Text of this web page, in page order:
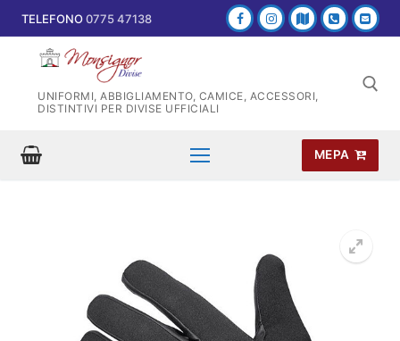
al
contenuto
TELEFONO0775 47138
UNIFORMI, ABBIGLIAMENTO, CAMICE, ACCESSORI,
DISTINTIVI PER DIVISE UFFICIALI
MEPA